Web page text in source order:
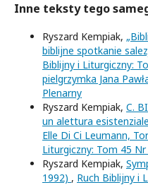
Inne teksty tego
Ryszard Kempiak,
biblijne spotkanie
Biblijny i Liturgiczny:
pielgrzymka Jana
Plenarny
Ryszard Kempiak, C.
un alettura
Elle Di Ci Leumann,
Liturgiczny: Tom 45 Nr
Ryszard Kempiak,
1992) , Ruch Biblijny i